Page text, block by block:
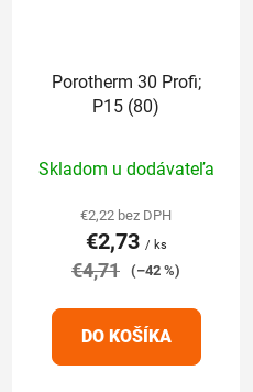
Porotherm 30 Profi;
P15 (80)
hodnotenie
produktu
je
4,3
5
hviezdičiek.
Skladom u dodávateľa
€2,22 bez DPH
€2,73 / ks
€4,71 (–42 %)
DO KOŠÍKA